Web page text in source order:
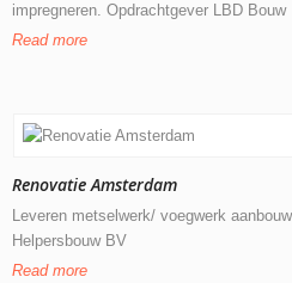
impregneren. Opdrachtgever LBD Bouw
Read more
Renovatie Amsterdam
Leveren metselwerk/ voegwerk
Helpersbouw BV
Read more